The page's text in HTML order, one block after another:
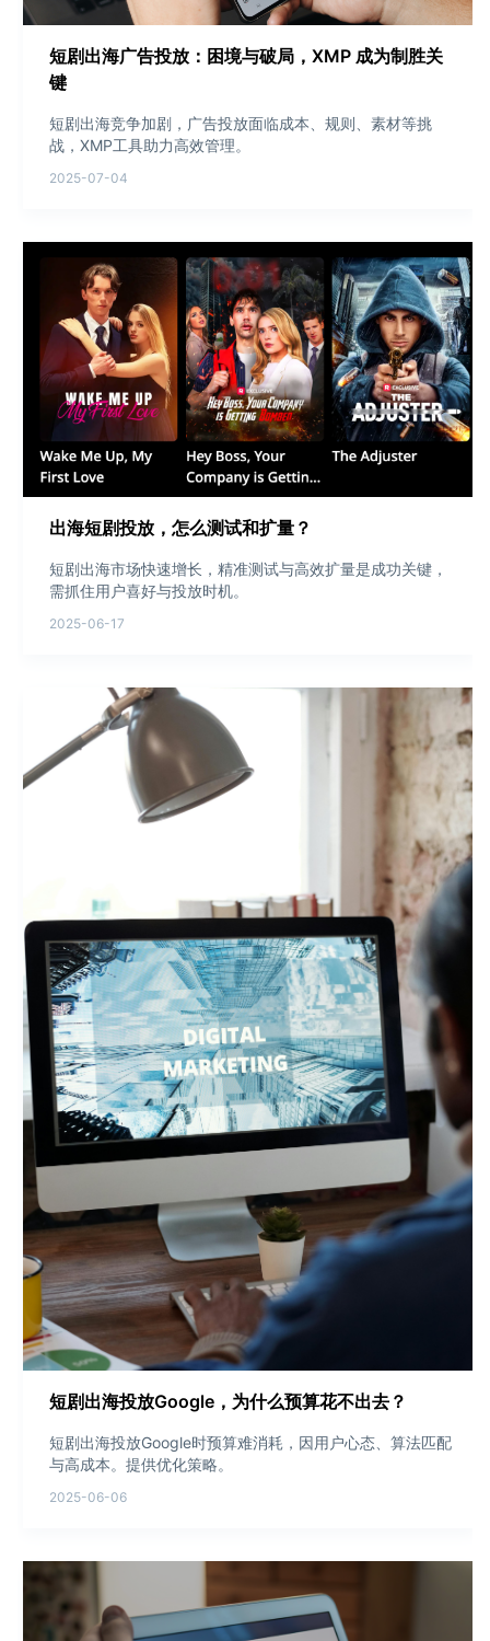
短剧出海广告投放：困境与破局，XMP 成为制胜关
键
短剧出海竞争加剧，广告投放面临成本、规则、素材等挑
战，XMP工具助力高效管理。
2025-07-04
出海短剧投放，怎么测试和扩量？
短剧出海市场快速增长，精准测试与高效扩量是成功关键，
需抓住用户喜好与投放时机。
2025-06-17
短剧出海投放Google，为什么预算花不出去？
短剧出海投放Google时预算难消耗，因用户心态、算法匹配
与高成本。提供优化策略。
2025-06-06